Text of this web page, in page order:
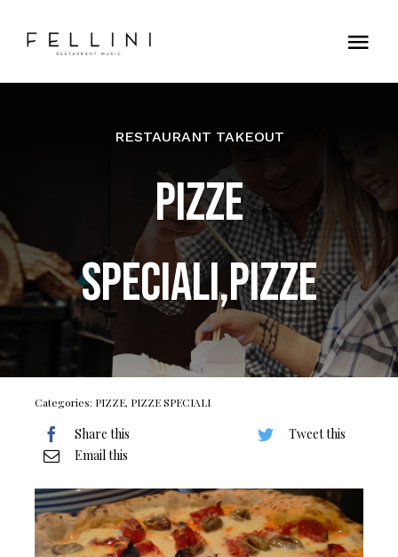
RESTAURANT TAKEOUT
PIZZE
SPECIALI,PIZZE
Categories: PIZZE, PIZZE SPECIALI
Share this
Tweet this
Email this